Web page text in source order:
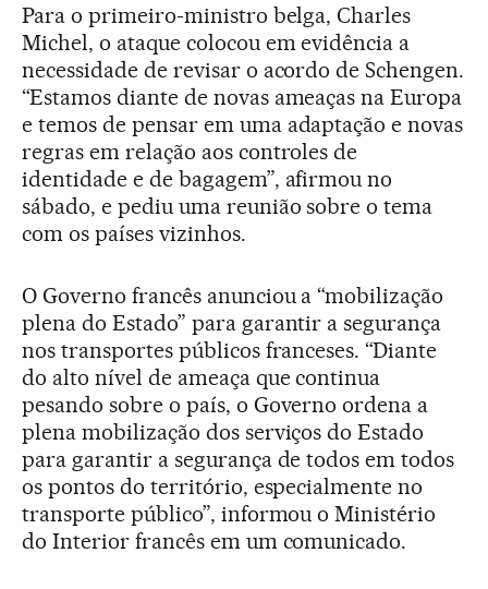
Para o primeiro-ministro belga, Charles
Michel, o ataque colocou em evidência a
necessidade de revisar o acordo de Schengen.
“Estamos diante de novas ameaças na Europa
e temos de pensar em uma adaptação e novas
regras em relação aos controles de
identidade e de bagagem”, afirmou no
sábado, e pediu uma reunião sobre o tema
com os países vizinhos.
O Governo francês anunciou a “mobilização
plena do Estado” para garantir a segurança
nos transportes públicos franceses. “Diante
do alto nível de ameaça que continua
pesando sobre o país, o Governo ordena a
plena mobilização dos serviços do Estado
para garantir a segurança de todos em todos
os pontos do território, especialmente no
transporte público”, informou o Ministério
do Interior francês em um comunicado.